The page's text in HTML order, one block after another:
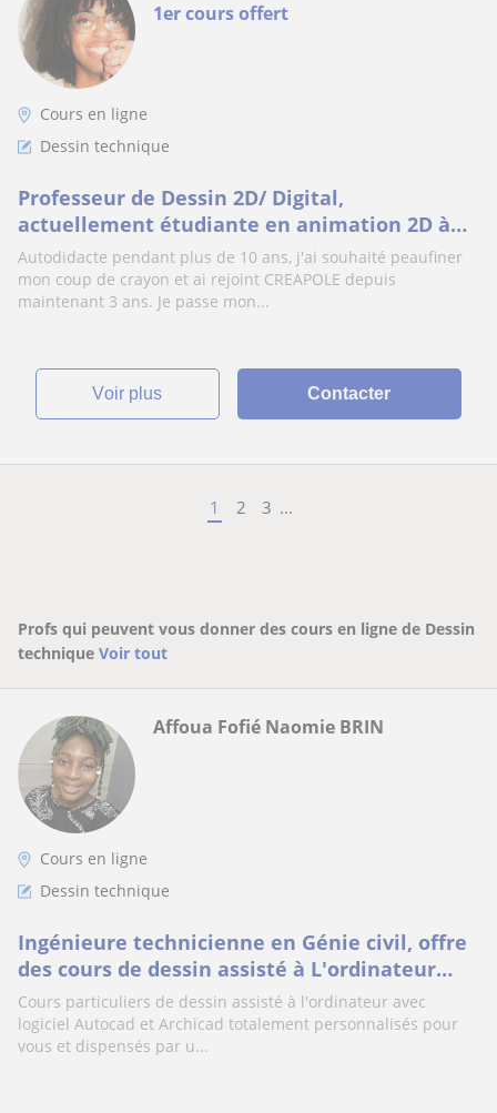
1er cours offert
Cours en ligne
Dessin technique
Professeur de Dessin 2D/ Digital,
actuellement étudiante en animation 2D à
CREAPOLE
Autodidacte pendant plus de 10 ans, j'ai souhaité peaufiner
mon coup de crayon et ai rejoint CREAPOLE depuis
maintenant 3 ans. Je passe mon...
voir plus Contacter
1 2 3 ...
Profs qui peuvent vous donner des cours en ligne de Dessin
technique Voir tout
Affoua Fofié Naomie BRIN
Cours en ligne
Dessin technique
Ingénieure technicienne en Génie civil, offre
des cours de dessin assisté à L'ordinateur
(autocad, archicad).
Cours particuliers de dessin assisté à l'ordinateur avec
logiciel Autocad et Archicad totalement personnalisés pour
vous et dispensés par u...